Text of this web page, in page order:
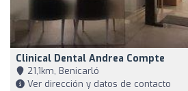
Clinical Dental Andrea Compte
21,1km, Benicarló
Ver dirección y datos de contacto